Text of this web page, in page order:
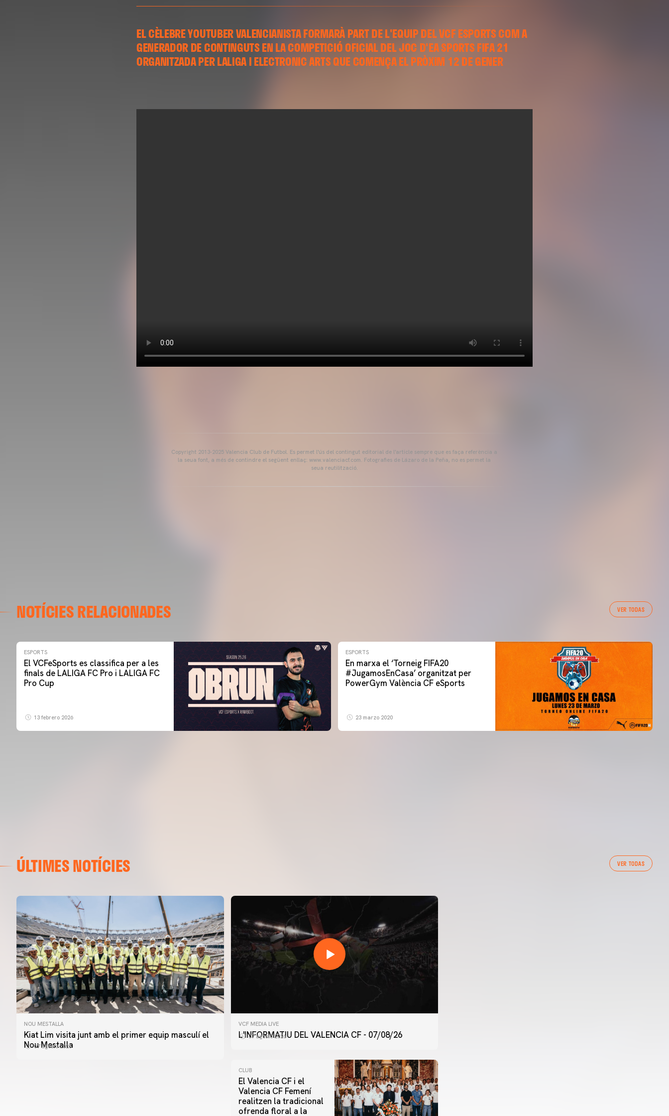
EL CÈLEBRE YOUTUBER VALENCIANISTA FORMARÀ PART DE L'EQUIP DEL VCF ESPORTS COM A
GENERADOR DE CONTINGUTS EN LA COMPETICIÓ OFICIAL DEL JOC D'EA SPORTS FIFA 21
ORGANITZADA PER LALIGA I ELECTRONIC ARTS QUE COMENÇA EL PRÒXIM 12 DE GENER
Copyright 2013-2025 Valencia Club de Futbol. Es permet l'ús del contingut editorial de l'article sempre que es faça referència a
la seua font, a més de contindre el següent enllaç: www.valenciacf.com. Fotografies de Lázaro de la Peña, no es permet la
seua reutilització.
NOTÍCIES RELACIONADES VER TODAS
ESPORTS
El VCFeSports es classifica per a les
finals de LALIGA FC Pro i LALIGA FC
Pro Cup
13 febrero 2026
ESPORTS
En marxa el ‘Torneig FIFA20
#JugamosEnCasa’ organitzat per
PowerGym València CF eSports
23 marzo 2020
ÚLTIMES NOTÍCIES VER TODAS
NOU MESTALLA
Kiat Lim visita junt amb el primer equip masculí el
Nou Mestalla
07 agosto 2026
VCF MEDIA LIVE
L'INFORMATIU DEL VALENCIA CF - 07/08/26
07 agosto 2026
ENTRENAMENT DEL VALENCIA CF 7/8/2026
CLUB
El Valencia CF i el
Valencia CF Femení
realitzen la tradicional
ofrenda floral a la